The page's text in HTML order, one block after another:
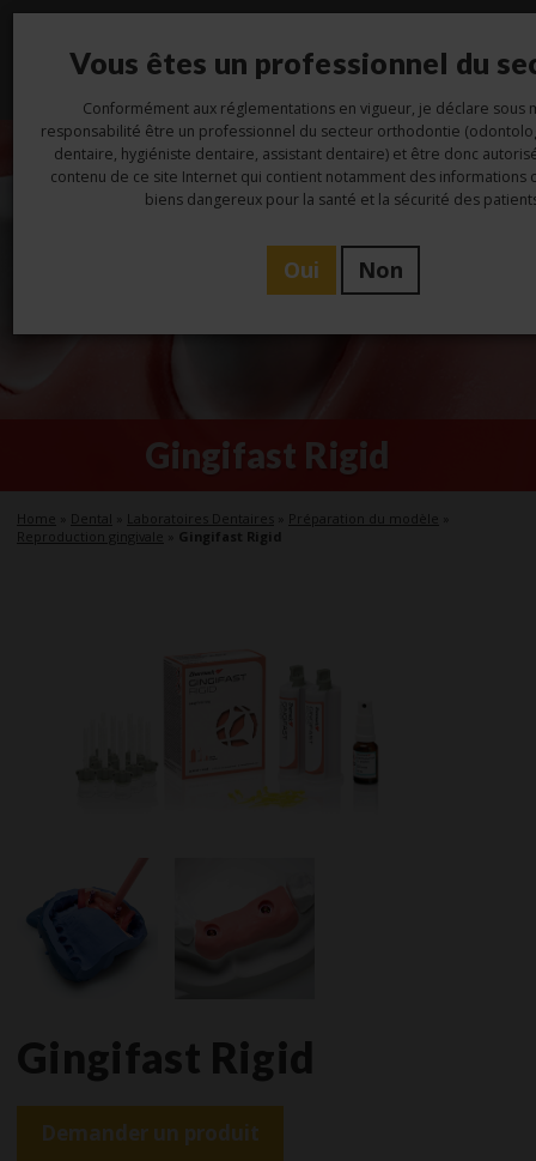
Gingifast Rigid
Home Dental Laboratoires Dentaires Préparation du modèle
Reproduction gingivale
Gingifast Rigid
Gingifast Rigid
Demander un produit
Vous êtes un professionnel du
Conformément aux réglementations en vigueur, je déclare sous
responsabilité être un professionnel du secteur orthodontie
dentaire, hygiéniste dentaire, assistant dentaire) et être donc
contenu de ce site Internet qui contient notamment des informations
biens dangereux pour la santé et la sécurité des
Oui Non